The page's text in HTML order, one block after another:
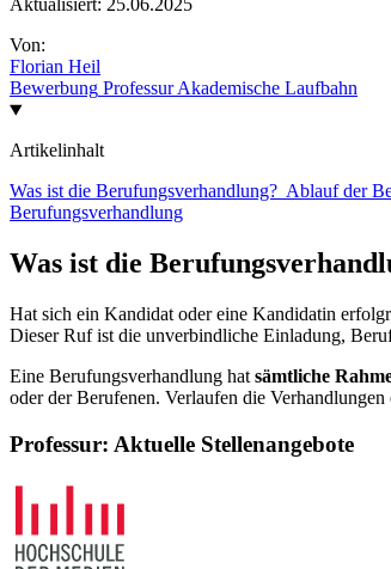
Aktualisiert: 25.06.2025
Von:
Florian Heil
Bewerbung ProfessurAkademische Laufbahn
Artikelinhalt
Was ist die Berufungsverhandlung? Ablauf der
Berufungsverhandlung
Was ist die
Hat sich ein Kandidat oder eine Kandidatin
Dieser Ruf ist die unverbindliche Einladung,
Eine Berufungsverhandlung hat sämtliche
oder der Berufenen. Verlaufen die
Professur: Aktuelle Stellenangebote